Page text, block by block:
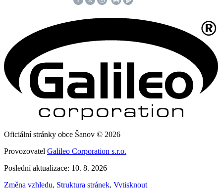
Oficiální stránky obce Šanov © 2026
Provozovatel Galileo Corporation s.r.o.
Poslední aktualizace: 10. 8. 2026
Změna vzhledu, Struktura stránek, Vytisknout